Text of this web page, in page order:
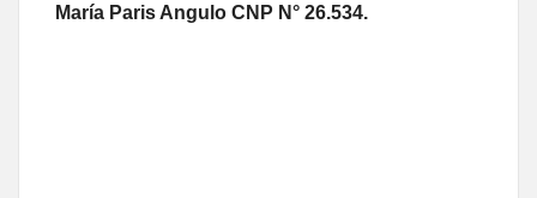
María Paris Angulo CNP N° 26.534.